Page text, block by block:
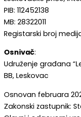
PIB: 112452138
MB: 28322011
Registarski broj
Osnivač:
Udruženje građana
BB, Leskovac
Osnovan februara
Zakonski zastupnik: